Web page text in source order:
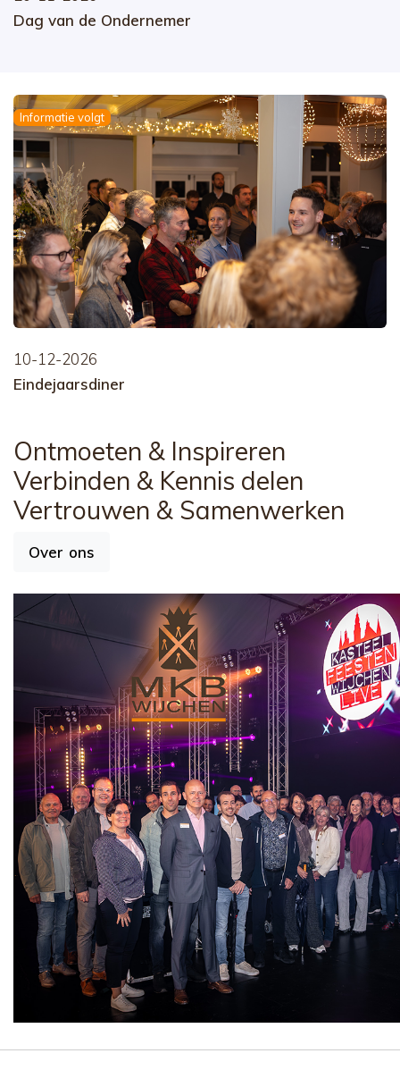
Dag van de Ondernemer
Informatie volgt
10-12-2026
Eindejaarsdiner
Ontmoeten & Inspireren
Verbinden & Kennis delen
Vertrouwen & Samenwerken
Over ons